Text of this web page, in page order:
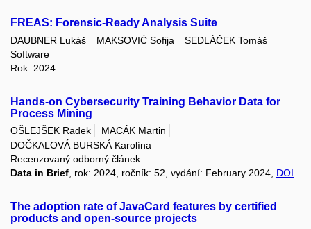
FREAS: Forensic-Ready Analysis Suite
DAUBNER Lukáš MAKSOVIĆ Sofija
SEDLÁČEK Tomáš
Software
Rok: 2024
Hands-on Cybersecurity Training Behavior Data for
Process Mining
OŠLEJŠEK Radek
MACÁK Martin
DOČKALOVÁ BURSKÁ Karolína
Recenzovaný odborný článek
Data in Brief, rok: 2024, ročník: 52, vydání: February 2024, DOI
The adoption rate of JavaCard features by certified
products and open-source projects